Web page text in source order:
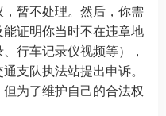
暂不处理。然后，你需
证明你当时不在违章地
行车记录仪视频等），
支队执法站提出申诉。
为了维护自己的合法权